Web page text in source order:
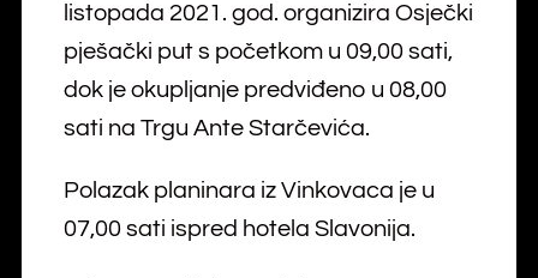
listopada 2021. god. organizira Osječki
pješački put s početkom u 09,00 sati,
dok je okupljanje predviđeno u 08,00
sati na Trgu Ante Starčevića.
Polazak planinara iz Vinkovaca je u
07,00 sati ispred hotela Slavonija.